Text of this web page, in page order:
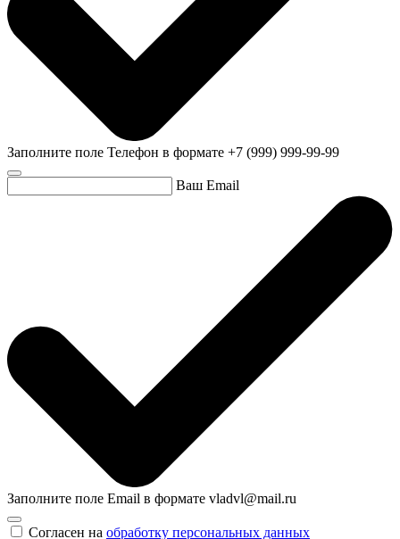
Заполните поле Телефон в формате +7 (999) 999-99-99
Ваш Email
Заполните поле Email в формате vladvl@mail.ru
Согласен на обработку персональных данных